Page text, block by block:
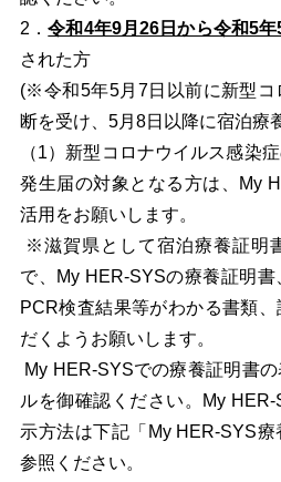
2．令和4年9月26日から令和5
された方
(※令和5年5月7日以前に新型
断を受け、5月8日以降に宿泊療
（1）新型コロナウイルス感染
発生届の対象となる方は、My
活用をお願いします。
※滋賀県として宿泊療養証明
で、My HER-SYSの療養証明
PCR検査結果等がわかる書類
だくようお願いします。
My HER-SYSでの療養証明書
ルを御確認ください。My
示方法は下記「My HER-SYS
参照ください。